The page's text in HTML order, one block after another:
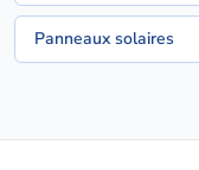
Panneaux solaires